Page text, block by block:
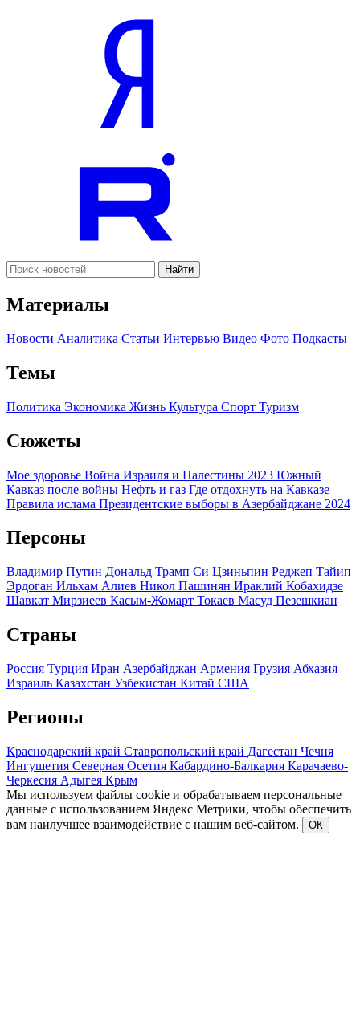
Найти
Материалы
Новости Аналитика Статьи Интервью Видео Фото Подкасты
Темы
Политика Экономика Жизнь Культура Спорт Туризм
Сюжеты
Мое здоровье Война Израиля и Палестины 2023 Южный
Кавказ после войны Нефть и газ Где отдохнуть на Кавказе
Правила ислама Президентские выборы в Азербайджане 2024
Персоны
Владимир Путин Дональд Трамп Си Цзиньпин Реджеп Тайип
Эрдоган Ильхам Алиев Никол Пашинян Ираклий Кобахидзе
Шавкат Мирзиеев Касым-Жомарт Токаев Масуд Пезешкиан
Страны
Россия Турция Иран Азербайджан Армения Грузия Абхазия
Израиль Казахстан Узбекистан Китай США
Регионы
Краснодарский край Ставропольский край Дагестан Чечня
Ингушетия Северная Осетия Кабардино-Балкария Карачаево-
Черкесия Адыгея Крым
Мы используем файлы cookie и обрабатываем персональные
данные с использованием Яндекс Метрики, чтобы обеспечить
вам наилучшее взаимодействие с нашим веб-сайтом.
ОК